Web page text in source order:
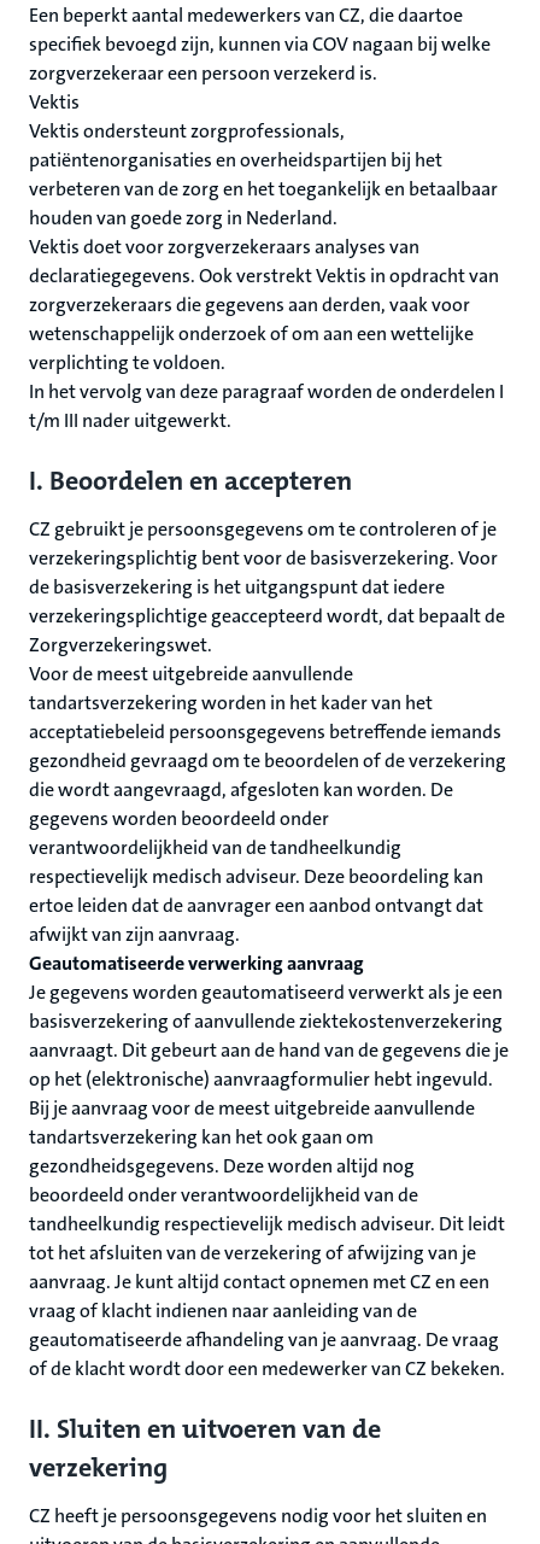
Een beperkt aantal medewerkers van CZ, die daartoe
specifiek bevoegd zijn, kunnen via COV nagaan bij welke
zorgverzekeraar een persoon verzekerd is.
Vektis
Vektis ondersteunt zorgprofessionals,
patiëntenorganisaties en overheidspartijen bij het
verbeteren van de zorg en het toegankelijk en betaalbaar
houden van goede zorg in Nederland.
Vektis doet voor zorgverzekeraars analyses van
declaratiegegevens. Ook verstrekt Vektis in opdracht van
zorgverzekeraars die gegevens aan derden, vaak voor
wetenschappelijk onderzoek of om aan een wettelijke
verplichting te voldoen.
In het vervolg van deze paragraaf worden de onderdelen I
t/m III nader uitgewerkt.
I. Beoordelen en accepteren
CZ gebruikt je persoonsgegevens om te controleren of je
verzekeringsplichtig bent voor de basisverzekering. Voor
de basisverzekering is het uitgangspunt dat iedere
verzekeringsplichtige geaccepteerd wordt, dat bepaalt de
Zorgverzekeringswet.
Voor de meest uitgebreide aanvullende
tandartsverzekering worden in het kader van het
acceptatiebeleid persoonsgegevens betreffende iemands
gezondheid gevraagd om te beoordelen of de verzekering
die wordt aangevraagd, afgesloten kan worden. De
gegevens worden beoordeeld onder
verantwoordelijkheid van de tandheelkundig
respectievelijk medisch adviseur. Deze beoordeling kan
ertoe leiden dat de aanvrager een aanbod ontvangt dat
afwijkt van zijn aanvraag.
Geautomatiseerde verwerking aanvraag
Je gegevens worden geautomatiseerd verwerkt als je een
basisverzekering of aanvullende ziektekostenverzekering
aanvraagt. Dit gebeurt aan de hand van de gegevens die je
op het (elektronische) aanvraagformulier hebt ingevuld.
Bij je aanvraag voor de meest uitgebreide aanvullende
tandartsverzekering kan het ook gaan om
gezondheidsgegevens. Deze worden altijd nog
beoordeeld onder verantwoordelijkheid van de
tandheelkundig respectievelijk medisch adviseur. Dit leidt
tot het afsluiten van de verzekering of afwijzing van je
aanvraag. Je kunt altijd contact opnemen met CZ en een
vraag of klacht indienen naar aanleiding van de
geautomatiseerde afhandeling van je aanvraag. De vraag
of de klacht wordt door een medewerker van CZ bekeken.
II. Sluiten en uitvoeren van de
verzekering
CZ heeft je persoonsgegevens nodig voor het sluiten en